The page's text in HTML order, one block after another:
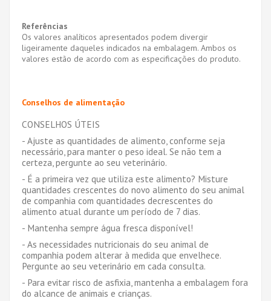
Referências
Os valores analíticos apresentados podem divergir
ligeiramente daqueles indicados na embalagem. Ambos os
valores estão de acordo com as especificações do produto.
Conselhos de alimentação
CONSELHOS ÚTEIS
- Ajuste as quantidades de alimento, conforme seja
necessário, para manter o peso ideal. Se não tem a
certeza, pergunte ao seu veterinário.
- É a primeira vez que utiliza este alimento? Misture
quantidades crescentes do novo alimento do seu animal
de companhia com quantidades decrescentes do
alimento atual durante um período de 7 dias.
- Mantenha sempre água fresca disponível!
- As necessidades nutricionais do seu animal de
companhia podem alterar à medida que envelhece.
Pergunte ao seu veterinário em cada consulta.
- Para evitar risco de asfixia, mantenha a embalagem fora
do alcance de animais e crianças.